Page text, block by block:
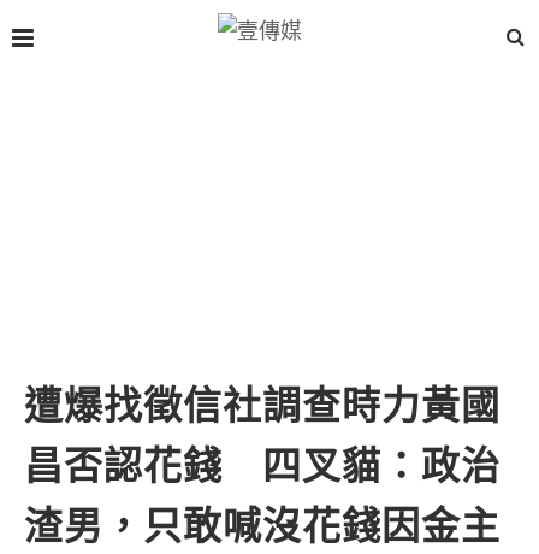
遭爆找徵信社調查時力黃國
昌否認花錢 四叉貓：政治
渣男，只敢喊沒花錢因金主